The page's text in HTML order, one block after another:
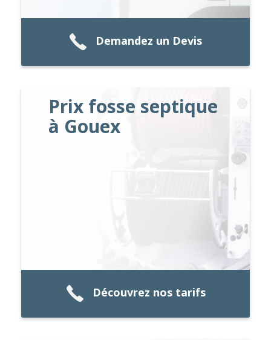
Demandez un Devis
Prix fosse septique
à Gouex
Découvrez nos tarifs